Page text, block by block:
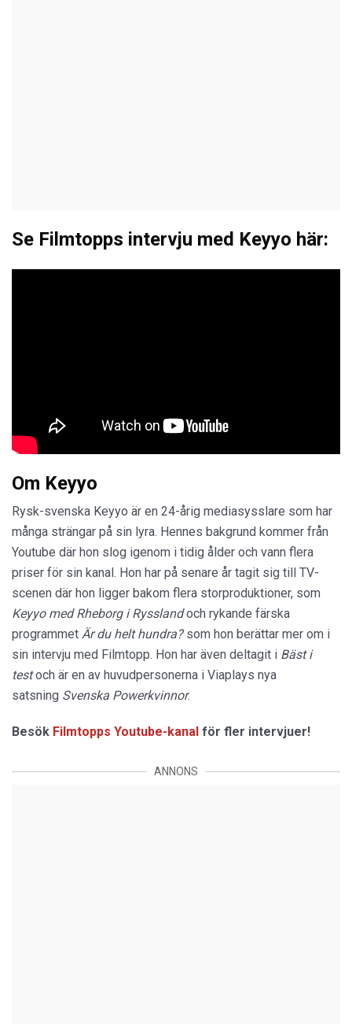
Se Filmtopps intervju med Keyyo här:
Om Keyyo
Rysk-svenska Keyyo är en 24-årig mediasysslare som har
många strängar på sin lyra. Hennes bakgrund kommer från
Youtube där hon slog igenom i tidig ålder och vann flera
priser för sin kanal. Hon har på senare år tagit sig till TV-
scenen där hon ligger bakom flera storproduktioner, som
Keyyo med Rheborg i Rysslandoch rykande färska
programmet Är du helt hundra?som hon berättar mer om i
sin intervju med Filmtopp. Hon har även deltagit i Bäst i
testoch är en av huvudpersonerna i Viaplays nya
satsning Svenska Powerkvinnor.
Besök Filmtopps Youtube-kanal för fler intervjuer!
ANNONS